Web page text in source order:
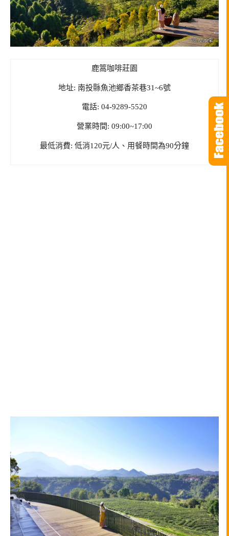
鹿篙咖啡莊園
地址: 南投縣魚池鄉香茶巷31~6號
電話: 04-9289-5520
營業時間: 09:00~17:00
最低消費: 低消120元/人、用餐時間為90分鐘